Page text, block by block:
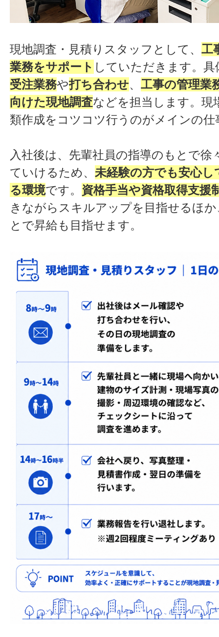
現地調査・見積りスタッフとして、 工
業務をサポート していただきます。具
受注業務や打ち合わせ、 工事の管理業
向けた現地調査などを担当します。現
類作成をコツコツ行うのがメインの仕
入社後は、先輩社員の指導のもとで徐
ていけるため、 未経験の方でも安心
る環境です。 資格手当や資格取得支援
きながらスキルアップを目指せるほ
とで昇給も目指せます。